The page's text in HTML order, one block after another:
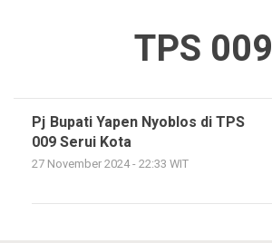
TPS 009
Pj Bupati Yapen Nyoblos di TPS
009 Serui Kota
27 November 2024 - 22:33 WIT